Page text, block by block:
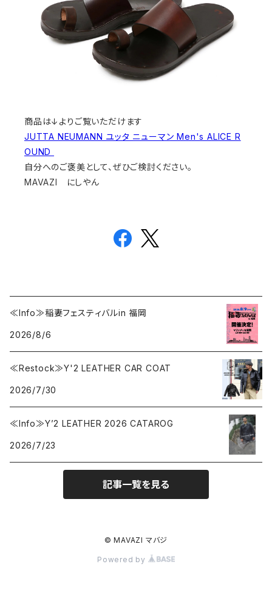
商品は↓よりご覧いただけます
JUTTA NEUMANN ユッタ ニューマン Men's ALICE R
OUND
自分へのご褒美として、ぜひご検討ください。
MAVAZI にしやん
≪Info≫稲妻フェスティバルin 福岡
2026/8/6
≪Restock≫Y'2 LEATHER CAR COAT
2026/7/30
≪Info≫Y’2 LEATHER 2026 CATAROG
2026/7/23
記事一覧を見る
© MAVAZI マバジ
Powered by